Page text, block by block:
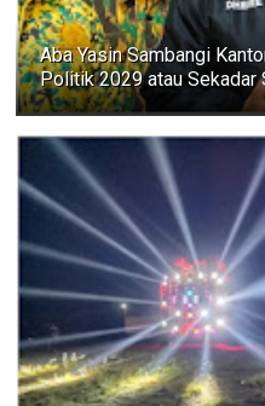
Aba Yasin Sambangi
Politik 2029 atau Sekadar